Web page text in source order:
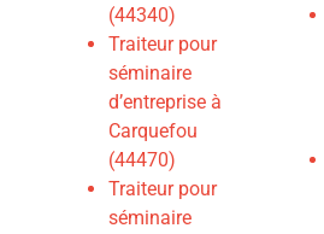
(44340)
Traiteur pour
séminaire
d’entreprise à
Carquefou
(44470)
Traiteur pour
séminaire